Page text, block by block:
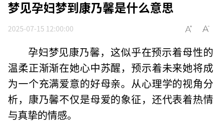
梦见孕妇梦到康乃馨是什么意思
2025-07-15 12:00:00
孕妇梦见康乃馨，这似乎在预示着母性的
温柔正渐渐在她心中苏醒，预示着未来她将成
为一个充满爱意的好母亲。从心理学的视角分
析，康乃馨不仅是母爱的象征，还代表着热情
与真挚的情感。